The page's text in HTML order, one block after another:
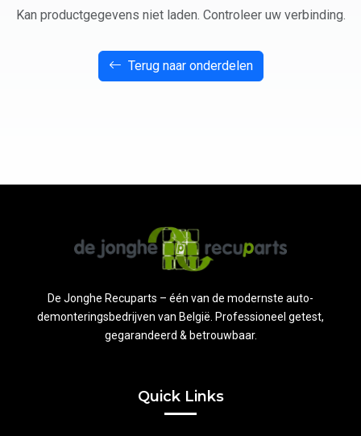
Kan productgegevens niet laden. Controleer uw verbinding.
Terug naar onderdelen
De Jonghe Recuparts – één van de modernste auto-
demonteringsbedrijven van België. Professioneel getest,
gegarandeerd & betrouwbaar.
Quick Links